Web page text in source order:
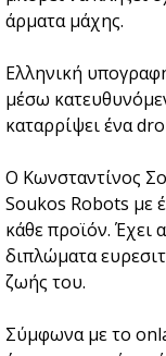
άρματα μάχης.
Ελληνική
μέσω
καταρρίψει ένα
Ο Κωνσταντίνος
Soukos Robots με
κάθε προϊόν. Έχει
διπλώματα
ζωής του.
Σύμφωνα με το